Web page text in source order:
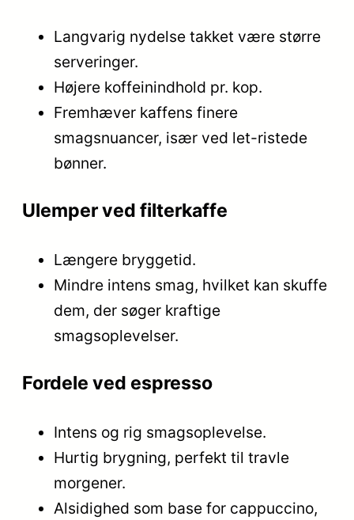
Langvarig nydelse takket være større
serveringer.
Højere koffeinindhold pr. kop.
Fremhæver kaffens finere
smagsnuancer, især ved let-ristede
bønner.
Ulemper ved filterkaffe
Længere bryggetid.
Mindre intens smag, hvilket kan skuffe
dem, der søger kraftige
smagsoplevelser.
Fordele ved espresso
Intens og rig smagsoplevelse.
Hurtig brygning, perfekt til travle
morgener.
Alsidighed som base for cappuccino,